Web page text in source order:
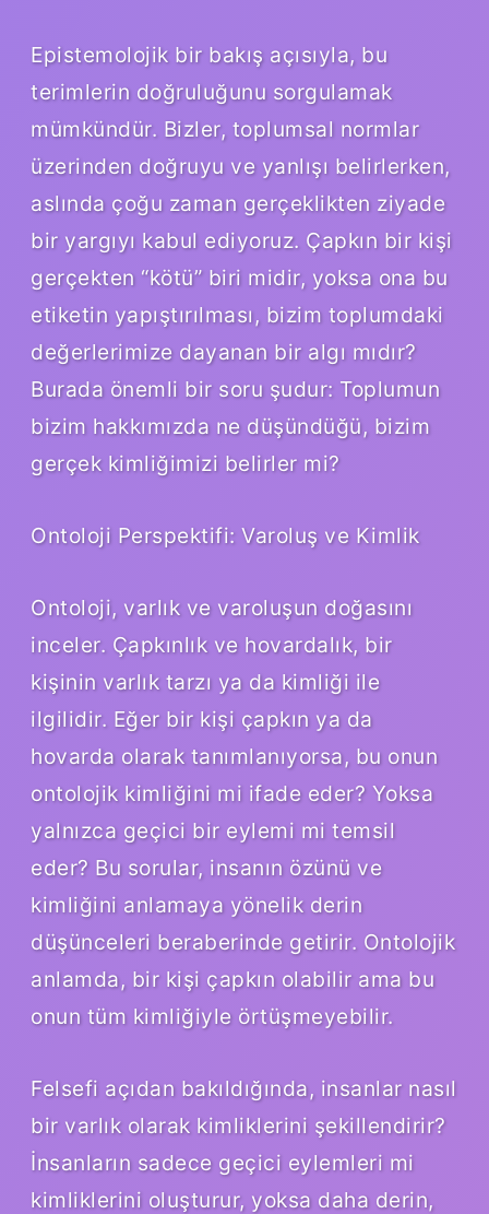
Epistemolojik bir bakış açısıyla, bu
terimlerin doğruluğunu sorgulamak
mümkündür. Bizler, toplumsal normlar
üzerinden doğruyu ve yanlışı belirlerken,
aslında çoğu zaman gerçeklikten ziyade
bir yargıyı kabul ediyoruz. Çapkın bir kişi
gerçekten “kötü” biri midir, yoksa ona bu
etiketin yapıştırılması, bizim toplumdaki
değerlerimize dayanan bir algı mıdır?
Burada önemli bir soru şudur: Toplumun
bizim hakkımızda ne düşündüğü, bizim
gerçek kimliğimizi belirler mi?
Ontoloji Perspektifi: Varoluş ve Kimlik
Ontoloji, varlık ve varoluşun doğasını
inceler. Çapkınlık ve hovardalık, bir
kişinin varlık tarzı ya da kimliği ile
ilgilidir. Eğer bir kişi çapkın ya da
hovarda olarak tanımlanıyorsa, bu onun
ontolojik kimliğini mi ifade eder? Yoksa
yalnızca geçici bir eylemi mi temsil
eder? Bu sorular, insanın özünü ve
kimliğini anlamaya yönelik derin
düşünceleri beraberinde getirir. Ontolojik
anlamda, bir kişi çapkın olabilir ama bu
onun tüm kimliğiyle örtüşmeyebilir.
Felsefi açıdan bakıldığında, insanlar nasıl
bir varlık olarak kimliklerini şekillendirir?
İnsanların sadece geçici eylemleri mi
kimliklerini oluşturur, yoksa daha derin,